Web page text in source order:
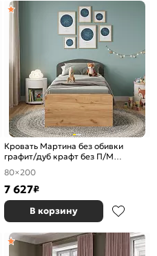
Кровать Мартина без обивки
графит/дуб крафт без П/М
800x2000, изголовье жесткое
80×200
7 627₽
В корзину